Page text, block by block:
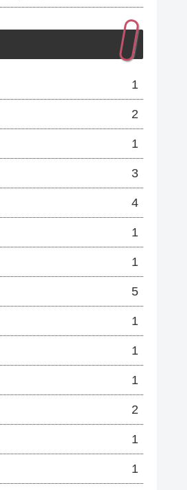
1
2
1
3
4
1
1
5
1
1
1
2
1
1